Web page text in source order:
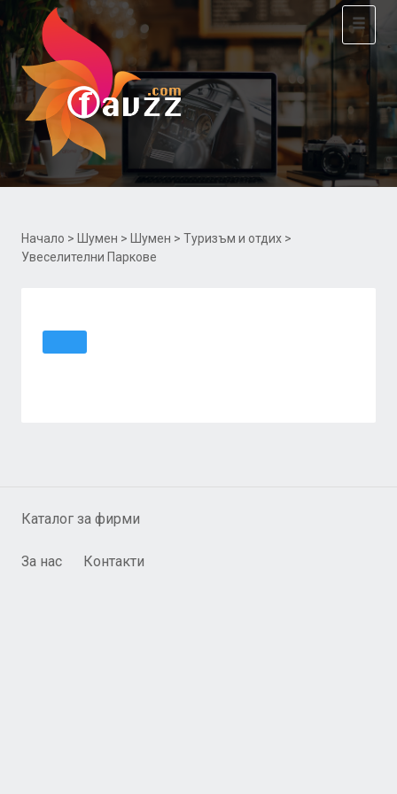
Toggle
Начало > Шумен > Шумен > Туризъм и отдих >
Увеселителни Паркове
Каталог за фирми
За нас Контакти